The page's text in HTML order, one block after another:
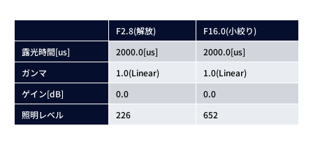
F2.8(解放)
F16.0(小絞り)
露光時間[us]
2000.0[us]
2000.0[us]
ガンマ
1.0(Linear)
1.0(Linear)
ゲイン[dB]
0.0
0.0
照明レベル
226 652